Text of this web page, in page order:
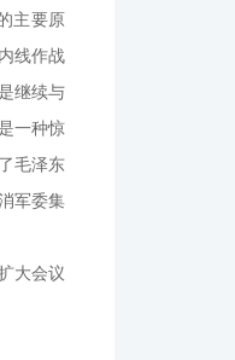
主要原
线作战
继续与
一种惊
毛泽东
军委集
大会议